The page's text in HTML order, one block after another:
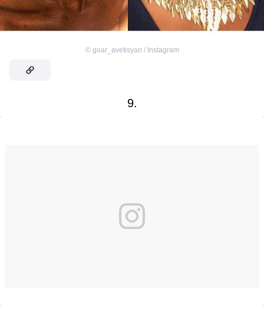
© goar_avetisyan / Instagram
9.